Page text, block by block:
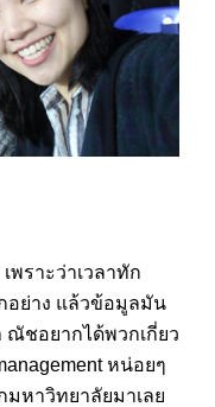
ราะว่าเวลาทัก
อย่าง แล้วข้อมูลมัน
ชอยากได้พวกเกี่ยว
หน่อยๆ
มหาวิทยาลัยมาเลย